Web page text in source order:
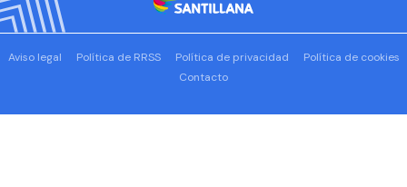
Aviso legal Política de RRSS Política de privacidad
Política de cookies
Contacto